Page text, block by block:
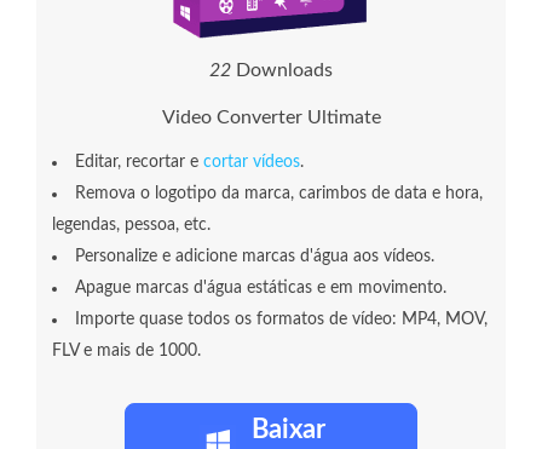
26 Downloads
Video Converter Ultimate
Editar, recortar e cortar vídeos.
Remova o logotipo da marca, carimbos de data e hora,
legendas, pessoa, etc.
Personalize e adicione marcas d'água aos vídeos.
Apague marcas d'água estáticas e em movimento.
Importe quase todos os formatos de vídeo: MP4, MOV,
FLV e mais de 1000.
Baixar